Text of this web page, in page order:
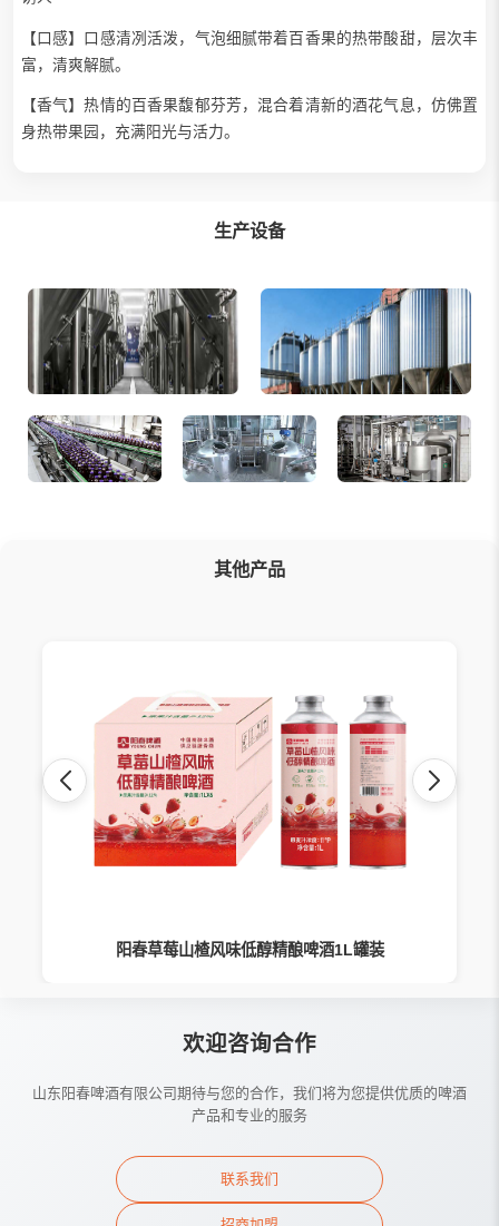
【口感】口感清冽活泼，气泡细腻带着百香果的热带酸甜，层次丰
富，清爽解腻。
【香气】热情的百香果馥郁芬芳，混合着清新的酒花气息，仿佛置
身热带果园，充满阳光与活力。
生产设备
其他产品
阳春草莓山楂风味低醇精酿啤酒1L罐装
欢迎咨询合作
山东阳春啤酒有限公司期待与您的合作，我们将为您提供优质的啤酒
产品和专业的服务
联系我们